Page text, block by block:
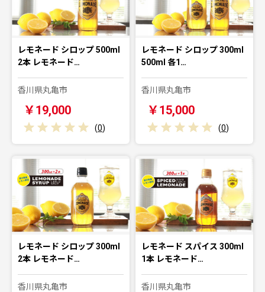
レモネード シロップ 500ml
2本 レモネード…
香川県丸亀市
￥19,000
(0)
レモネード シロップ 300ml
500ml 各1…
香川県丸亀市
￥15,000
(0)
レモネード シロップ 300ml
2本 レモネード…
香川県丸亀市
レモネード スパイス 300ml
1本 レモネード…
香川県丸亀市